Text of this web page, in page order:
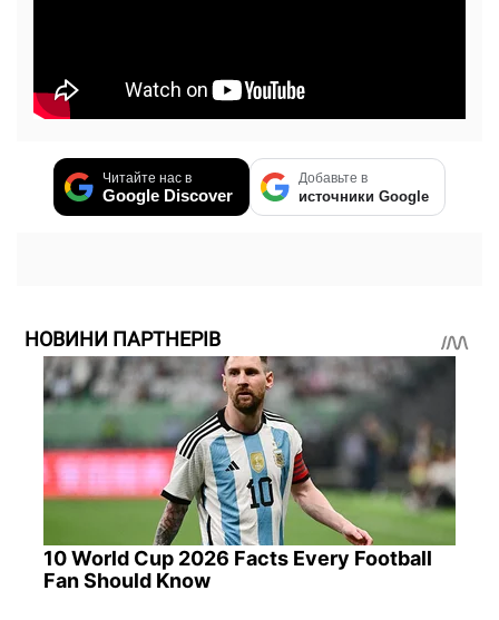
Читайте нас в
Google Discover
Добавьте в
источники Google
НОВИНИ ПАРТНЕРІВ
10 World Cup 2026 Facts Every Football
Fan Should Know